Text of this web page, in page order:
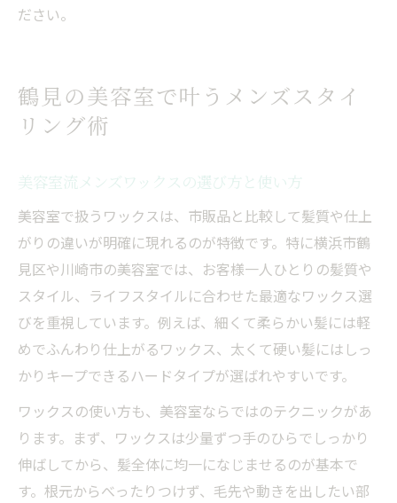
ださい。
鶴見の美容室で叶うメンズスタイ
リング術
美容室流メンズワックスの選び方と使い方
美容室で扱うワックスは、市販品と比較して髪質や仕上
がりの違いが明確に現れるのが特徴です。特に横浜市鶴
見区や川崎市の美容室では、お客様一人ひとりの髪質や
スタイル、ライフスタイルに合わせた最適なワックス選
びを重視しています。例えば、細くて柔らかい髪には軽
めでふんわり仕上がるワックス、太くて硬い髪にはしっ
かりキープできるハードタイプが選ばれやすいです。
ワックスの使い方も、美容室ならではのテクニックがあ
ります。まず、ワックスは少量ずつ手のひらでしっかり
伸ばしてから、髪全体に均一になじませるのが基本で
す。根元からべったりつけず、毛先や動きを出したい部